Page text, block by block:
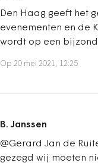
Den Haag geeft het
evenementen en de
wordt op een
Op 20 mei 2021, 12:25
B. Janssen
@Gerard Jan de
gezegd wij moeten